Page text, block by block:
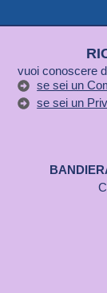
vuoi conoscere
se sei un
se sei un